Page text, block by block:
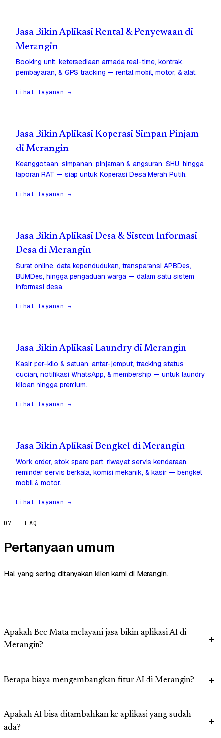
Jasa Bikin Aplikasi Rental & Penyewaan di
Merangin
Booking unit, ketersediaan armada real-time, kontrak,
pembayaran, & GPS tracking — rental mobil, motor, & alat.
Lihat layanan →
Jasa Bikin Aplikasi Koperasi Simpan Pinjam
di Merangin
Keanggotaan, simpanan, pinjaman & angsuran, SHU, hingga
laporan RAT — siap untuk Koperasi Desa Merah Putih.
Lihat layanan →
Jasa Bikin Aplikasi Desa & Sistem Informasi
Desa di Merangin
Surat online, data kependudukan, transparansi APBDes,
BUMDes, hingga pengaduan warga — dalam satu sistem
informasi desa.
Lihat layanan →
Jasa Bikin Aplikasi Laundry di Merangin
Kasir per-kilo & satuan, antar-jemput, tracking status
cucian, notifikasi WhatsApp, & membership — untuk laundry
kiloan hingga premium.
Lihat layanan →
Jasa Bikin Aplikasi Bengkel di Merangin
Work order, stok spare part, riwayat servis kendaraan,
reminder servis berkala, komisi mekanik, & kasir — bengkel
mobil & motor.
Lihat layanan →
07 — FAQ
Pertanyaan umum
Hal yang sering ditanyakan klien kami di Merangin.
Apakah Bee Mata melayani jasa bikin aplikasi AI di
Merangin?
Berapa biaya mengembangkan fitur AI di Merangin?
Apakah AI bisa ditambahkan ke aplikasi yang sudah
ada?